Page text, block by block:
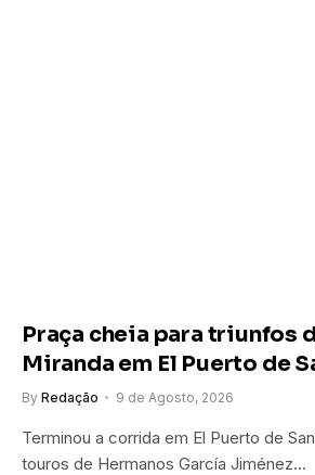
Praça cheia para triunfos
Miranda em El Puerto de
By Redação 9 de Agosto, 2026
Terminou a corrida em El Puerto de
touros de Hermanos García Jiménez…